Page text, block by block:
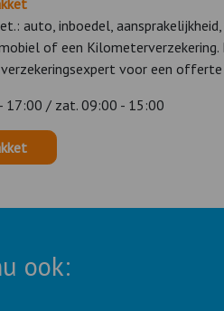
auto, inboedel,
of een Kilometerverzekering.
voor een
17:00 / zat. 09:00 - 15:00
ook: